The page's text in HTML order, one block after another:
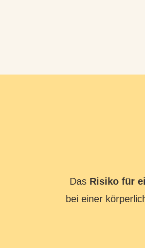
Das Risiko für
bei einer